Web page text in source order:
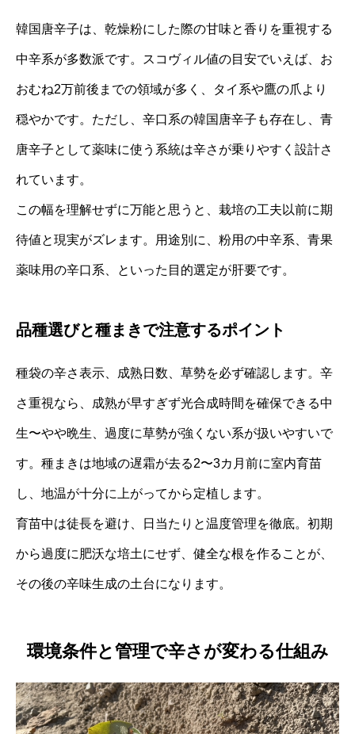
韓国唐辛子は、乾燥粉にした際の甘味と香りを重視する
中辛系が多数派です。スコヴィル値の目安でいえば、お
おむね2万前後までの領域が多く、タイ系や鷹の爪より
穏やかです。ただし、辛口系の韓国唐辛子も存在し、青
唐辛子として薬味に使う系統は辛さが乗りやすく設計さ
れています。
この幅を理解せずに万能と思うと、栽培の工夫以前に期
待値と現実がズレます。用途別に、粉用の中辛系、青果
薬味用の辛口系、といった目的選定が肝要です。
品種選びと種まきで注意するポイント
種袋の辛さ表示、成熟日数、草勢を必ず確認します。辛
さ重視なら、成熟が早すぎず光合成時間を確保できる中
生〜やや晩生、過度に草勢が強くない系が扱いやすいで
す。種まきは地域の遅霜が去る2〜3カ月前に室内育苗
し、地温が十分に上がってから定植します。
育苗中は徒長を避け、日当たりと温度管理を徹底。初期
から過度に肥沃な培土にせず、健全な根を作ることが、
その後の辛味生成の土台になります。
環境条件と管理で辛さが変わる仕組み